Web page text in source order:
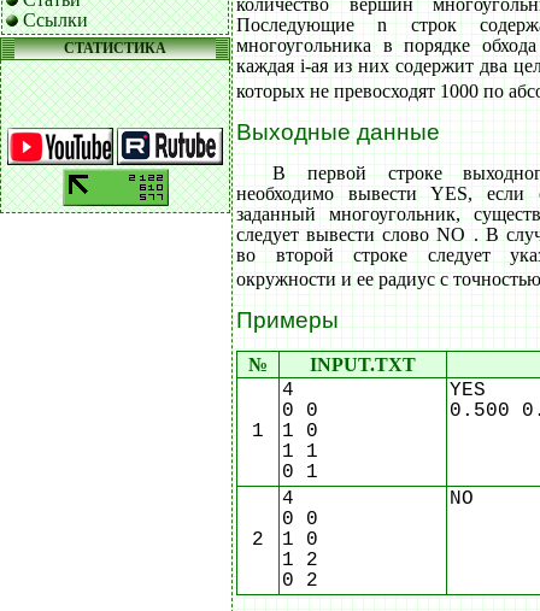
Ссылки
СТАТИСТИКА
количество вершин
Последующие n строк
многоугольника в порядке
каждая i-ая из них содержит два
которых не превосходят 1000 по
Выходные данные
В первой строке
необходимо вывести YES, если
заданный многоугольник,
следует вывести слово NO . В
во второй строке следует
окружности и ее радиус с
Примеры
№ INPUT.TXT
1
4
0 0
1 0
1 1
0 1
YES
0.500
2
4
0 0
1 0
1 2
0 2
NO